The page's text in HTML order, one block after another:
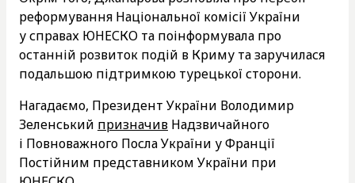
реформування Національної комісії України
у справах ЮНЕСКО та поінформувала про
останній розвиток подій в Криму та заручилася
подальшою підтримкою турецької сторони.
Нагадаємо, Президент України Володимир
Зеленський призначив Надзвичайного
і Повноважного Посла України у Франції
Постійним представником України при